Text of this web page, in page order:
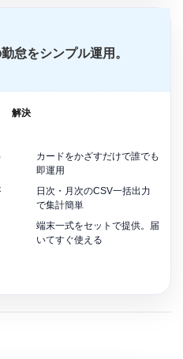
怠をシンプル運用。
解決
カードをかざすだけで誰でも
即運用
日次・月次のCSV一括出力
で集計簡単
端末一式をセットで提供。届
いてすぐ使える